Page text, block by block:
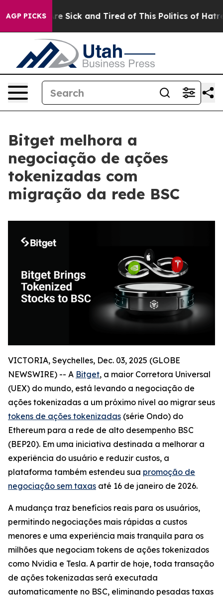
AGP PICKSAre Sick and Tired of This Politics of Hatred”
Bitget melhora a
negociação de ações
tokenizadas com
migração da rede BSC
VICTORIA, Seychelles, Dec. 03, 2025 (GLOBE
NEWSWIRE) -- A Bitget, a maior Corretora Universal
(UEX) do mundo, está levando a negociação de
ações tokenizadas a um próximo nível ao migrar seus
tokens de ações tokenizadas (série Ondo) do
Ethereum para a rede de alto desempenho BSC
(BEP20). Em uma iniciativa destinada a melhorar a
experiência do usuário e reduzir custos, a
plataforma também estendeu sua promoção de
negociação sem taxas até 16 de janeiro de 2026.
A mudança traz benefícios reais para os usuários,
permitindo negociações mais rápidas a custos
menores e uma experiência mais tranquila para os
milhões que negociam tokens de ações tokenizados
como Nvidia e Tesla. A partir de hoje, toda transação
de ações tokenizadas será executada
automaticamente no BSC, eliminando pesadas taxas